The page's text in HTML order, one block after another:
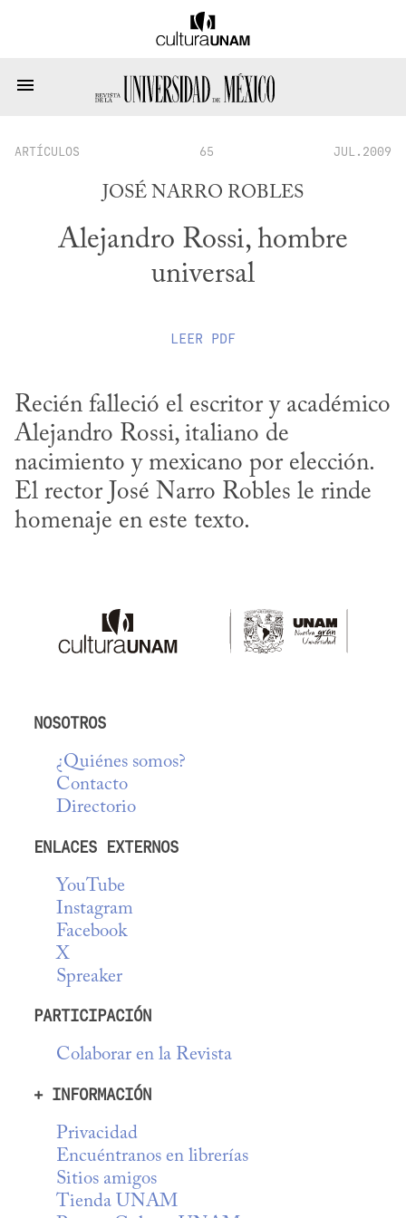
ARTÍCULOS 65 JUL.2009
JOSÉ NARRO ROBLES
Alejandro Rossi, hombre
universal
LEER PDF
Recién falleció el escritor y académico
Alejandro Rossi, italiano de
nacimiento y mexicano por elección.
El rector José Narro Robles le rinde
homenaje en este texto.
NOSOTROS
¿Quiénes somos?
Contacto
Directorio
ENLACES EXTERNOS
YouTube
Instagram
Facebook
X
Spreaker
PARTICIPACIÓN
Colaborar en la Revista
+ INFORMACIÓN
Privacidad
Encuéntranos en librerías
Sitios amigos
Tienda UNAM